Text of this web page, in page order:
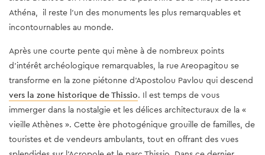
Athéna, il reste l'un des monuments les plus remarquables et
incontournables au monde.
Après une courte pente qui mène à de nombreux points
d’intérêt archéologique remarquables, la rue Areopagitou se
transforme en la zone piétonne d’Apostolou Pavlou qui descend
vers la zone historique de Thissio. Il est temps de vous
immerger dans la nostalgie et les délices architecturaux de la «
vieille Athènes ». Cette ère photogénique grouille de familles, de
touristes et de vendeurs ambulants, tout en offrant des vues